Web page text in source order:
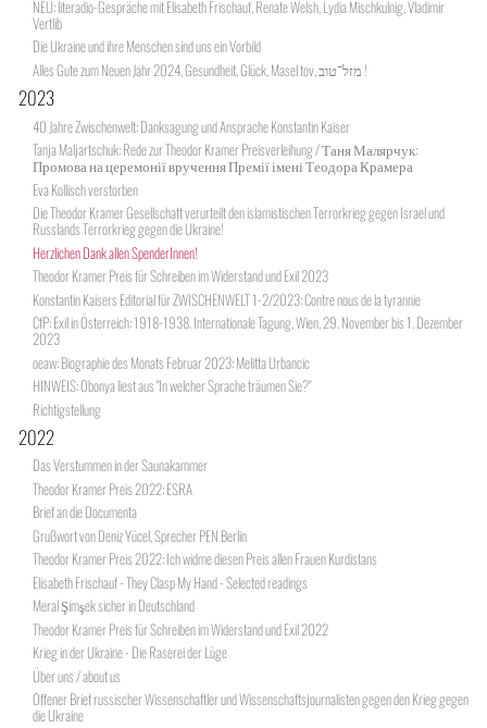
NEU: literadio-Gespräche mit Elisabeth Frischauf, Renate Welsh, Lydia Mischkulnig, Vladimir
Vertlib
Die Ukraine und ihre Menschen sind uns ein Vorbild
Alles Gute zum Neuen Jahr 2024, Gesundheit, Glück, Masel tov, מזל־טוב !
2023
40 Jahre Zwischenwelt: Danksagung und Ansprache Konstantin Kaiser
Tanja Maljartschuk: Rede zur Theodor Kramer Preisverleihung / Таня Малярчук:
Промова на церемонії вручення Премії імені Теодора Крамера
Eva Kollisch verstorben
Die Theodor Kramer Gesellschaft verurteilt den islamistischen Terrorkrieg gegen Israel und
Russlands Terrorkrieg gegen die Ukraine!
Herzlichen Dank allen SpenderInnen!
Theodor Kramer Preis für Schreiben im Widerstand und Exil 2023
Konstantin Kaisers Editorial für ZWISCHENWELT 1-2/2023: Contre nous de la tyrannie
CfP: Exil in Österreich: 1918-1938. Internationale Tagung, Wien, 29. November bis 1. Dezember
2023
oeaw: Biographie des Monats Februar 2023: Melitta Urbancic
HINWEIS: Obonya liest aus "In welcher Sprache träumen Sie?"
Richtigstellung
2022
Das Verstummen in der Saunakammer
Theodor Kramer Preis 2022: ESRA
Brief an die Documenta
Grußwort von Deniz Yücel, Sprecher PEN Berlin
Theodor Kramer Preis 2022: Ich widme diesen Preis allen Frauen Kurdistans
Elisabeth Frischauf - They Clasp My Hand - Selected readings
Meral Şimşek sicher in Deutschland
Theodor Kramer Preis für Schreiben im Widerstand und Exil 2022
Krieg in der Ukraine - Die Raserei der Lüge
Über uns / about us
Offener Brief russischer Wissenschaftler und Wissenschaftsjournalisten gegen den Krieg gegen
die Ukraine